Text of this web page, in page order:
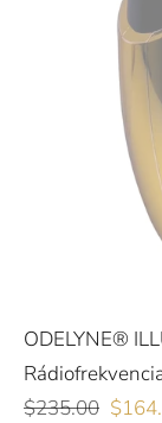
ODELYNE®
Bežná
$235.00